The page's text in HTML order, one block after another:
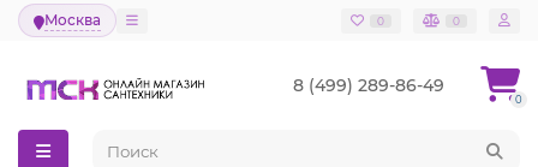
Москва 0 0
8 (499) 289-86-49
0